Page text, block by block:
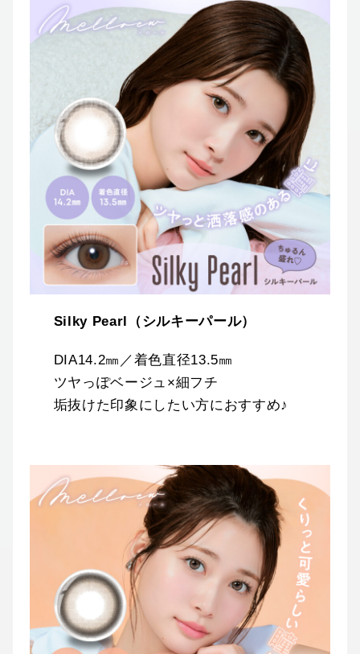
Silky Pearl（シルキーパール）
DIA14.2㎜／着色直径13.5㎜
ツヤっぽベージュ×細フチ
垢抜けた印象にしたい方におすすめ♪